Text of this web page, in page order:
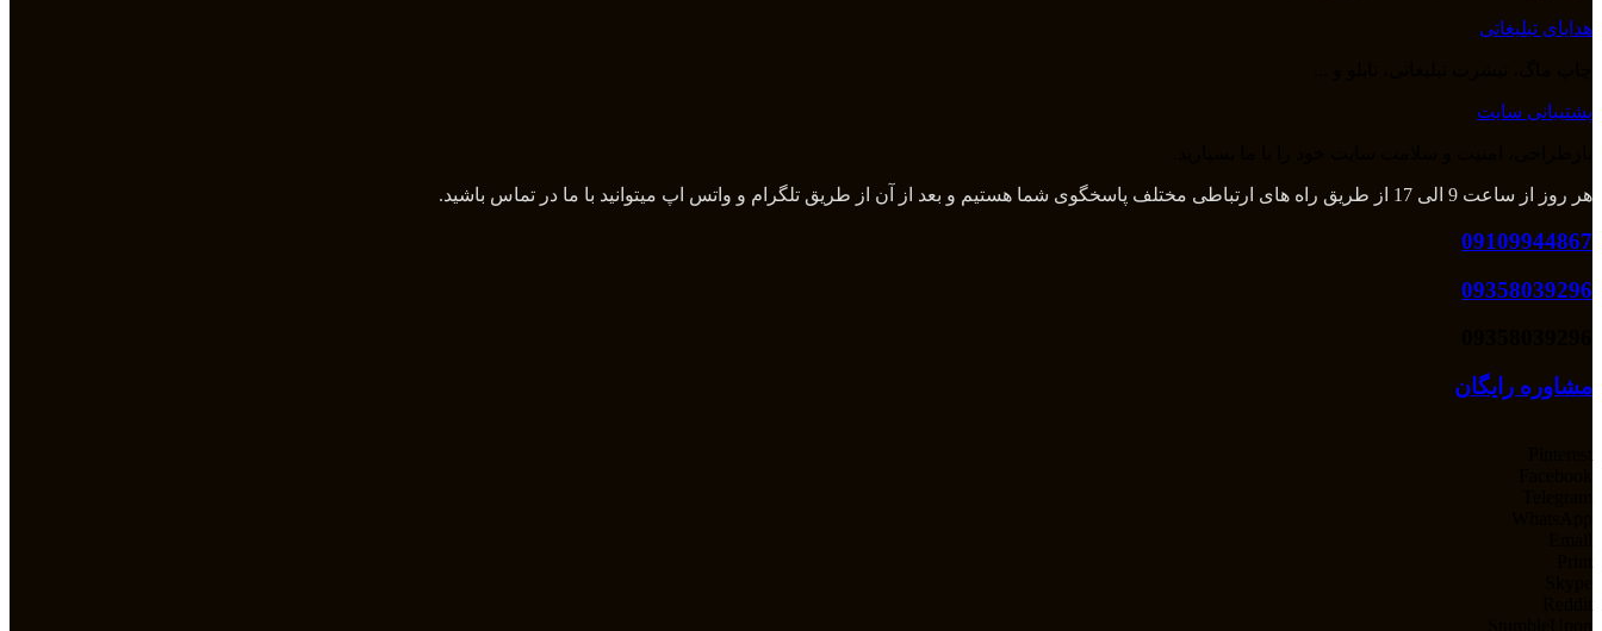
هدایای تبلیغاتی
پشتیبانی سایت
هر روز از ساعت 9 الی 17 از طریق راه های ارتباطی مختلف پاسخگوی شما هستیم و بعد از آن از طریق تلگرام و واتس اپ میتوانید با ما در تماس باشید.
09109944867
09358039296
مشاوره رایگان